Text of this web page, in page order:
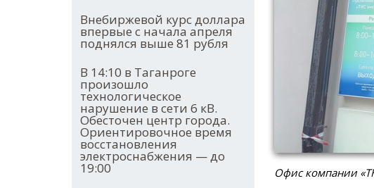
Внебиржевой курс доллара
впервые с начала апреля
поднялся выше 81 рубля
В 14:10 в Таганроге
произошло
технологическое
нарушение в сети 6 кВ.
Обесточен центр города.
Ориентировочное время
восстановления
электроснабжения — до
19:00
Офис компании